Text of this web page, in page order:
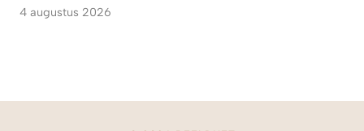
4 augustus 2026